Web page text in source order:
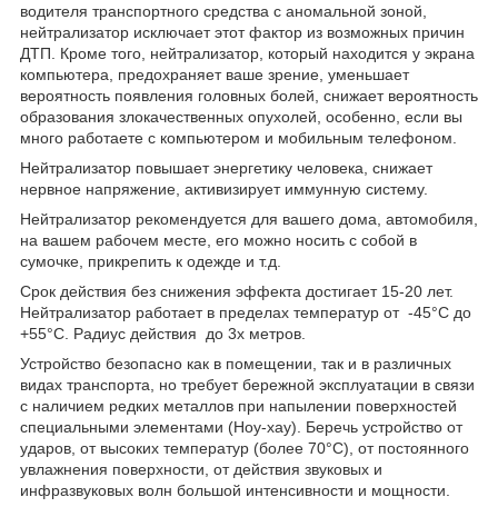
водителя транспортного средства с аномальной зоной,
нейтрализатор исключает этот фактор из возможных причин
ДТП. Кроме того, нейтрализатор, который находится у экрана
компьютера, предохраняет ваше зрение, уменьшает
вероятность появления головных болей, снижает вероятность
образования злокачественных опухолей, особенно, если вы
много работаете с компьютером и мобильным телефоном.
Нейтрализатор повышает энергетику человека, снижает
нервное напряжение, активизирует иммунную систему.
Нейтрализатор рекомендуется для вашего дома, автомобиля,
на вашем рабочем месте, его можно носить с собой в
сумочке, прикрепить к одежде и т.д.
Срок действия без снижения эффекта достигает 15-20 лет.
Нейтрализатор работает в пределах температур от -45°С до
+55°С. Радиус действия до 3х метров.
Устройство безопасно как в помещении, так и в различных
видах транспорта, но требует бережной эксплуатации в связи
с наличием редких металлов при напылении поверхностей
специальными элементами (Ноу-хау). Беречь устройство от
ударов, от высоких температур (более 70°C), от постоянного
увлажнения поверхности, от действия звуковых и
инфразвуковых волн большой интенсивности и мощности.